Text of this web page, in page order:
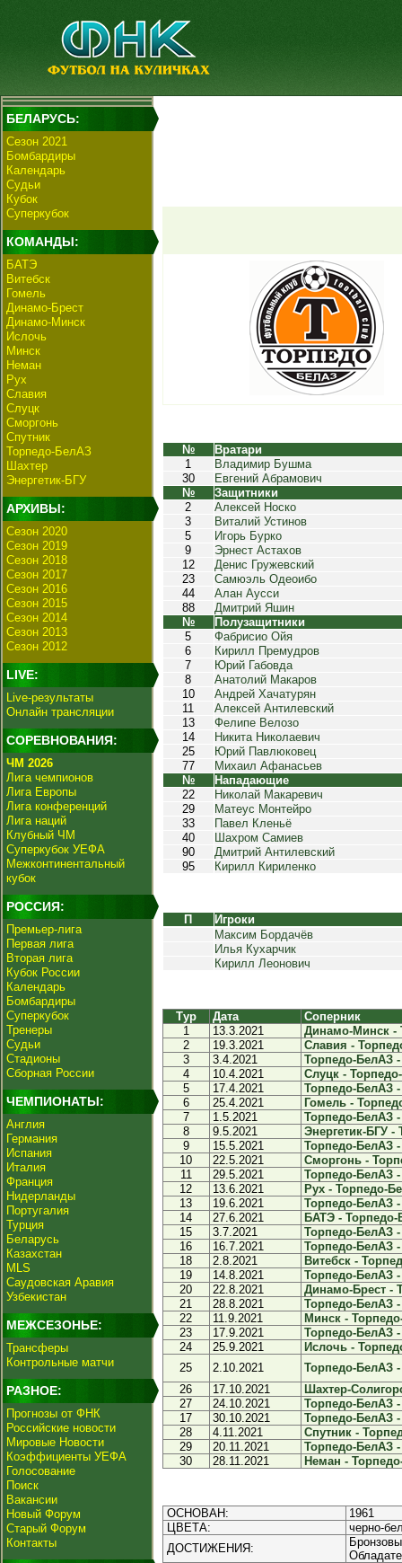
БЕЛАРУСЬ:
Сезон 2021
Бомбардиры
Календарь
Судьи
Кубок
Суперкубок
КОМАНДЫ:
БАТЭ
Витебск
Гомель
Динамо-Брест
Динамо-Минск
Ислочь
Минск
Неман
Рух
Славия
Слуцк
Сморгонь
Спутник
Торпедо-БелАЗ
Шахтер
Энергетик-БГУ
АРХИВЫ:
Сезон 2020
Сезон 2019
Сезон 2018
Сезон 2017
Сезон 2016
Сезон 2015
Сезон 2014
Сезон 2013
Сезон 2012
LIVE:
Live-результаты
Онлайн трансляции
СОРЕВНОВАНИЯ:
ЧМ 2026
Лига чемпионов
Лига Европы
Лига конференций
Лига наций
Клубный ЧМ
Суперкубок УЕФА
Межконтинентальный
кубок
РОССИЯ:
Премьер-лига
Первая лига
Вторая лига
Кубок России
Календарь
Бомбардиры
Суперкубок
Тренеры
Судьи
Стадионы
Сборная России
ЧЕМПИОНАТЫ:
Англия
Германия
Испания
Италия
Франция
Нидерланды
Португалия
Турция
Беларусь
Казахстан
MLS
Саудовская Аравия
Узбекистан
МЕЖСЕЗОНЬЕ:
Трансферы
Контрольные матчи
РАЗНОЕ:
Прогнозы от ФНК
Российские новости
Мировые Новости
Коэффициенты УЕФА
Голосование
Поиск
Вакансии
Новый Форум
Старый Форум
Контакты
№
Вратари
1
Владимир Бушма
30
Евгений Абрамович
№
Защитники
2
Алексей Носко
3
Виталий Устинов
5
Игорь Бурко
9
Эрнест Астахов
12
Денис Гружевский
23
Самюэль Одеоибо
44
Алан Аусси
88
Дмитрий Яшин
№
Полузащитники
5
Фабрисио Ойя
6
Кирилл Премудров
7
Юрий Габовда
8
Анатолий Макаров
10
Андрей Хачатурян
11
Алексей Антилевский
13
Фелипе Велозо
14
Никита Николаевич
25
Юрий Павлюковец
77
Михаил Афанасьев
№
Нападающие
22
Николай Макаревич
29
Матеус Монтейро
33
Павел Кленьё
40
Шахром Самиев
90
Дмитрий Антилевский
95
Кирилл Кириленко
П
Игроки
Максим Бордачёв
Илья Кухарчик
Кирилл Леонович
Тур Дата
Соперник
1
13.3.2021
Динамо-Минск -
2
19.3.2021
Славия -
3
3.4.2021
Торпедо-БелАЗ -
4
10.4.2021
Слуцк -
5
17.4.2021
Торпедо-БелАЗ
6
25.4.2021
Гомель -
7
1.5.2021
Торпедо-БелАЗ
8
9.5.2021
Энергетик-БГУ -
9
15.5.2021
Торпедо-БелАЗ
10
22.5.2021
Сморгонь -
11
29.5.2021
Торпедо-БелАЗ
12
13.6.2021
Рух - Торпедо-
13
19.6.2021
Торпедо-БелАЗ
14
27.6.2021
БАТЭ - Торпедо-
15
3.7.2021
Торпедо-БелАЗ
16
16.7.2021
Торпедо-БелАЗ
18
2.8.2021
Витебск -
19
14.8.2021
Торпедо-БелАЗ
20
22.8.2021
Динамо-Брест -
21
28.8.2021
Торпедо-БелАЗ
22
11.9.2021
Минск -
23
17.9.2021
Торпедо-БелАЗ -
24
25.9.2021
Ислочь -
25
2.10.2021
Торпедо-БелАЗ
26
17.10.2021
Шахтер-
27
24.10.2021
Торпедо-БелАЗ -
17
30.10.2021
Торпедо-БелАЗ
28
4.11.2021
Спутник -
29
20.11.2021
Торпедо-БелАЗ
30
28.11.2021 Неман -
ОСНОВАН:
1961
ЦВЕТА:
черно-
ДОСТИЖЕНИЯ: